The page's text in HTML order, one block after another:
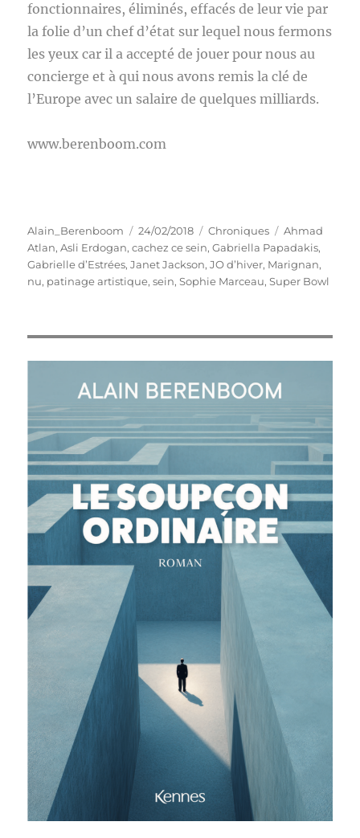
fonctionnaires, éliminés, effacés de leur vie par
la folie d’un chef d’état sur lequel nous fermons
les yeux car il a accepté de jouer pour nous au
concierge et à qui nous avons remis la clé de
l’Europe avec un salaire de quelques milliards.
www.berenboom.com
Auteur
Alain_Berenboom
Publié
le
24/02/2018 Catégories
Chroniques Étiquettes
Ahmad
Atlan,Asli Erdogan,cachez ce sein,Gabriella Papadakis,
Gabrielle d’Estrées,Janet Jackson,JO d’hiver, Marignan,
nu, patinage artistique,sein,Sophie Marceau,Super Bowl